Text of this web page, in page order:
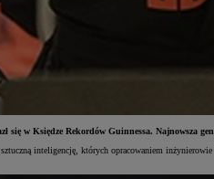
się w Księdze Rekordów Guinnessa. Najnowsza
inteligencję, których opracowaniem